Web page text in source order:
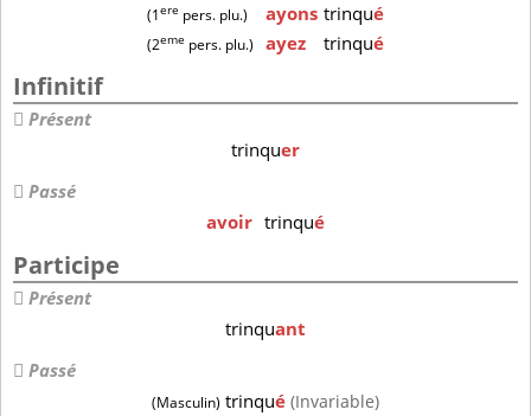
(1ere pers. plu.) ayons trinqué
(2eme pers. plu.) ayez trinqué
Infinitif
Présent
trinquer
Passé
avoir trinqué
Participe
Présent
trinquant
Passé
(Masculin) trinqué (Invariable)